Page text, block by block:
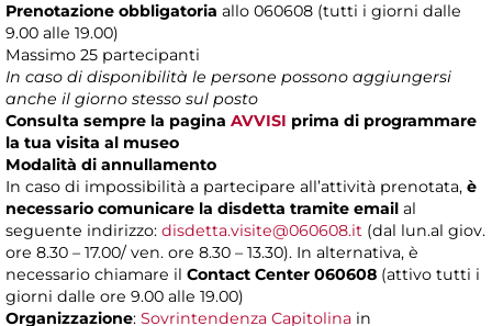
Prenotazione obbligatoria allo 060608 (tutti i giorni dalle
9.00 alle 19.00)
Massimo 25 partecipanti
In caso di disponibilità le persone possono aggiungersi
anche il giorno stesso sul posto
Consulta sempre la pagina AVVISI prima di programmare
la tua visita al museo
Modalità di annullamento
In caso di impossibilità a partecipare all’attività prenotata, è
necessario comunicare la disdetta tramite email al
seguente indirizzo: disdetta.visite@060608.it (dal lun.al giov.
ore 8.30 – 17.00/ ven. ore 8.30 – 13.30). In alternativa, è
necessario chiamare il Contact Center 060608 (attivo tutti i
giorni dalle ore 9.00 alle 19.00)
Organizzazione: Sovrintendenza Capitolina in